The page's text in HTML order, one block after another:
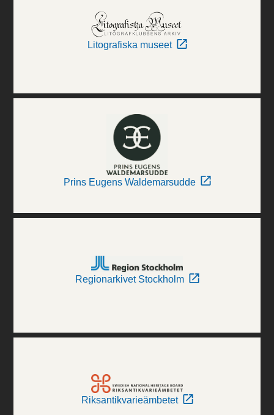
Litografiska museet
Prins Eugens Waldemarsudde
Regionarkivet Stockholm
Riksantikvarieämbetet